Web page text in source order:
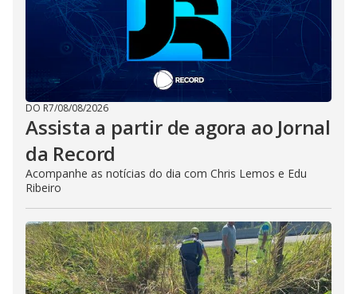
DO R7/08/08/2026
Assista a partir de agora ao Jornal
da Record
Acompanhe as notícias do dia com Chris Lemos e Edu
Ribeiro